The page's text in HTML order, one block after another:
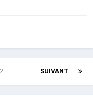
SUIVANT